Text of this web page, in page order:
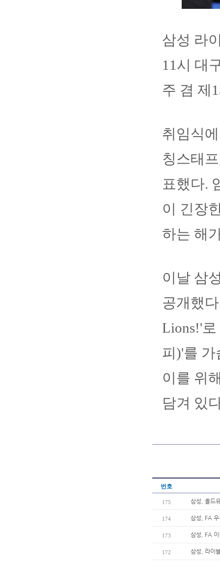
삼성 라
11시 대
주 겸 제
취임식
칭스태
표했다.
이 긴장
하는 해
이날 삼
공개했
Lions!'
피)'를 가
이를 위
담겨 있
번호
175 삼성, 올드
174 삼성, FA
173 삼성, FA
172 삼성, 라이